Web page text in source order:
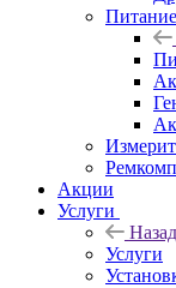
Питание
Акции
Услуги
Назад
Услуги